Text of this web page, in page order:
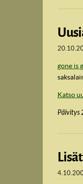
gone is
Katso
Päivitys